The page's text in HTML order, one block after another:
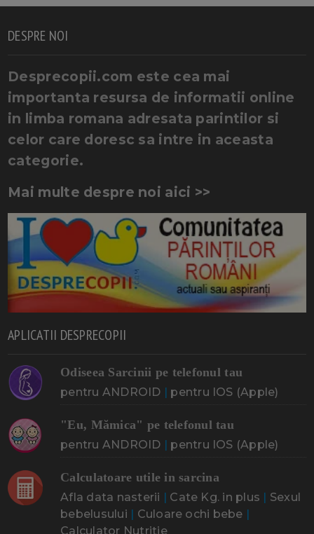
DESPRE NOI
Desprecopii.com este cea mai
importanta resursa de informatii online
in limba romana adresata parintilor si
celor care doresc sa intre in aceasta
categorie.
Mai multe despre noi aici >>
APLICATII DESPRECOPII
Odiseea Sarcinii pe telefonul tau
pentru ANDROID | pentru IOS (Apple)
"Eu, Mămica" pe telefonul tau
pentru ANDROID | pentru IOS (Apple)
Calculatoare utile in sarcina
Afla data nasterii | Cate Kg. in plus | Sexul
bebelusului | Culoare ochi bebe |
Calculator Nutritie